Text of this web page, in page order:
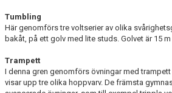
Tumbling
Här genomförs tre voltserier av olika
bakåt, på ett golv med lite studs. Golvet är 15
Trampett
I denna gren genomförs övningar med
visar upp tre olika hoppvarv. De främsta